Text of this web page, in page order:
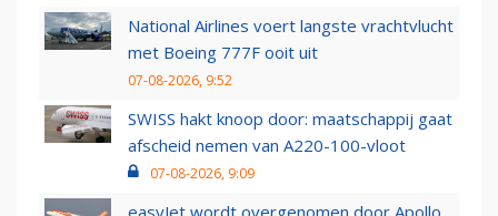
National Airlines voert langste vrachtvlucht
met Boeing 777F ooit uit
07-08-2026, 9:52
SWISS hakt knoop door: maatschappij gaat
afscheid nemen van A220-100-vloot
07-08-2026, 9:09